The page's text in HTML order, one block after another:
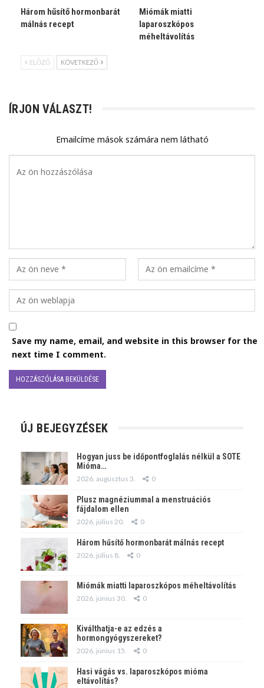
Három hűsítő hormonbarát
málnás recept
Miómák miatti
laparoszkópos
méheltávolítás
ELŐZŐ KÖVETKEZŐ
ÍRJON VÁLASZT!
Emailcíme mások számára nem látható
Save my name, email, and website in this browser for the
next time I comment.
ÚJ BEJEGYZÉSEK
Hogyan juss be időpontfoglalás nélkül a SOTE
Mióma…
2026. augusztus 3. 0
Plusz magnéziummal a menstruációs
fájdalom ellen
2026. július 20. 0
Három hűsítő hormonbarát málnás recept
2026. július 8. 0
Miómák miatti laparoszkópos méheltávolítás
2026. június 30. 0
Kiválthatja-e az edzés a
hormongyógyszereket?
2026. június 15. 0
Hasi vágás vs. laparoszkópos mióma
eltávolítás?